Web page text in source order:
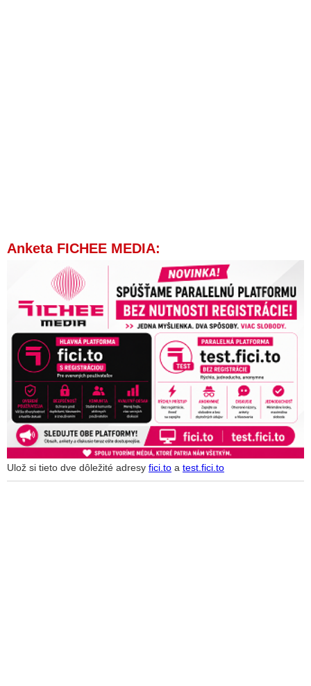
Anketa FICHEE MEDIA:
Ulož si tieto dve dôležité adresy fici.to a test.fici.to